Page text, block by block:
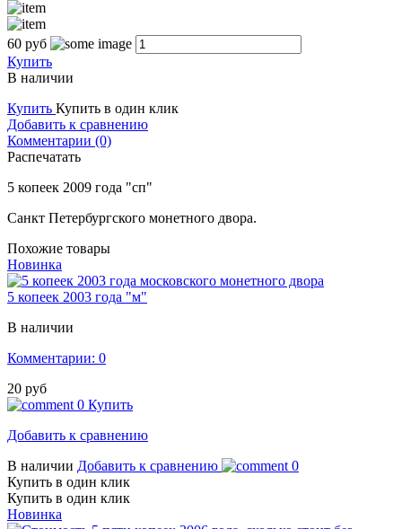
60 руб
Купить
В наличии
Купить Купить в один клик
Добавить к сравнению
Комментарии (0)
Распечатать
5 копеек 2009 года "сп"
Санкт Петербургского монетного двора.
Похожие товары
Новинка
5 копеек 2003 года "м"
В наличии
Комментарии: 0
20 руб
0 Купить
Добавить к сравнению
В наличии Добавить к сравнению
0
Купить в один клик
Купить в один клик
Новинка